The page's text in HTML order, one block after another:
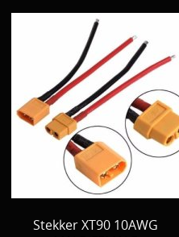
Stekker XT90 10AWG